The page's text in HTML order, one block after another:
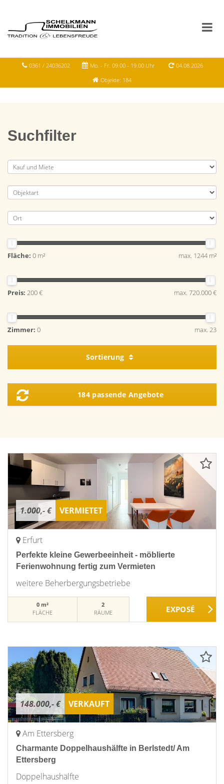
0361 / 24036202 Mo. - Fr. 09.00 - 19.00 Uhr
04.08.2026
Objekte: 184
Suchfilter
Fläche: 0 m² max. 1244 m²
Preis: 200 € max. 720.000 €
Zimmer: 0 max. 23
Sortierung
184 passende Angebote
1.000,- € VERMIETET
Erfurt
Perfekte kleine Gewerbeeinheit - möblierte
Ferienwohnung fertig zum Vermieten
weitere Beherbergungsbetriebe
0 m²
FLÄCHE
2
RÄUME
148.000,- € VERKAUFT
Am Ettersberg
Charmante Doppelhaushälfte in Berlstedt/ Am
Ettersberg
Doppelhaushälfte